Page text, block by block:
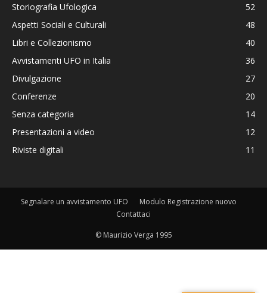
Storiografia Ufologica
52
Aspetti Sociali e Culturali
48
Libri e Collezionismo
40
Avvistamenti UFO in Italia
36
Divulgazione
27
Conferenze
20
Senza categoria
14
Presentazioni a video
12
Riviste digitali
11
Segnalare un avvistamento UFO
Modulo Registrazione nuovo
Contattaci
© Maurizio Verga 1995